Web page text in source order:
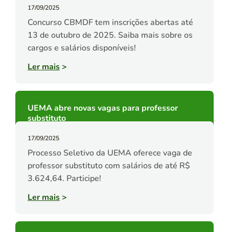
17/09/2025
Concurso CBMDF tem inscrições abertas até
13 de outubro de 2025. Saiba mais sobre os
cargos e salários disponíveis!
Ler mais>
UEMA abre novas vagas para professor
substituto
17/09/2025
Processo Seletivo da UEMA oferece vaga de
professor substituto com salários de até R$
3.624,64. Participe!
Ler mais>